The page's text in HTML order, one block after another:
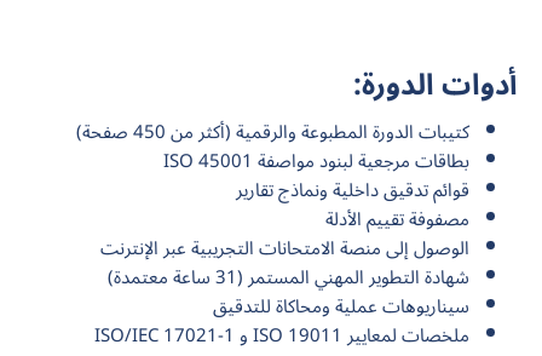
أدوات الدورة:
كتيبات الدورة المطبوعة والرقمية (أكثر من 450 صفحة)
بطاقات مرجعية لبنود مواصفة ISO 45001
قوائم تدقيق داخلية ونماذج تقارير
مصفوفة تقييم الأدلة
الوصول إلى منصة الامتحانات التجريبية عبر الإنترنت
شهادة التطوير المهني المستمر (31 ساعة معتمدة)
سيناريوهات عملية ومحاكاة للتدقيق
ملخصات لمعايير ISO 19011 و ISO/IEC 17021-1